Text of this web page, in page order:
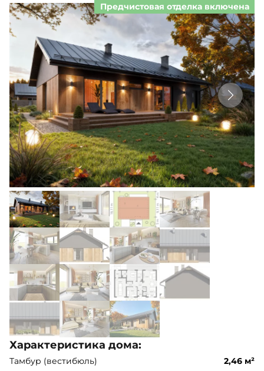
Характеристика дома:
Тамбур (вестибюль)
2,46 м²
Предчистовая отделка включена